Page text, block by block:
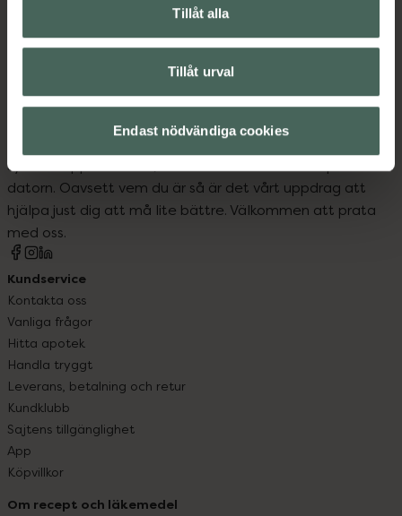
Tillåt alla
Tillåt urval
Endast nödvändiga cookies
Trendar på TikTok
Kronans Apotek finns här för dig. Du hittar oss från Skåne i
syd till Lappland i norr, och online i mobilen och på
datorn. Oavsett vem du är så är det vårt uppdrag att
hjälpa just dig att må lite bättre. Välkommen att prata
med oss.
Kundservice
Kontakta oss
Vanliga frågor
Hitta apotek
Handla tryggt
Leverans, betalning och retur
Kundklubb
Sajtens tillgänglighet
App
Köpvillkor
Om recept och läkemedel